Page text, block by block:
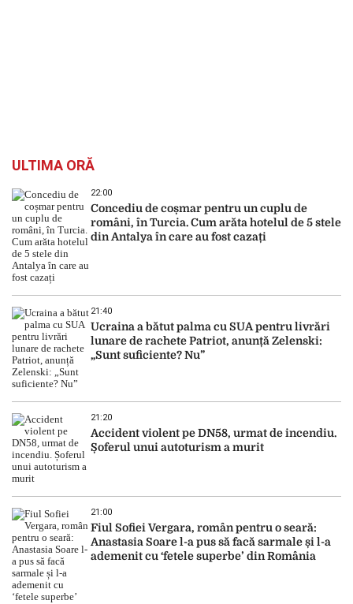
ULTIMA ORĂ
22:00
Concediu de coșmar pentru un cuplu de
români, în Turcia. Cum arăta hotelul de 5 stele
din Antalya în care au fost cazați
21:40
Ucraina a bătut palma cu SUA pentru livrări
lunare de rachete Patriot, anunță Zelenski:
„Sunt suficiente? Nu”
21:20
Accident violent pe DN58, urmat de incendiu.
Șoferul unui autoturism a murit
21:00
Fiul Sofiei Vergara, român pentru o seară:
Anastasia Soare l-a pus să facă sarmale și l-a
ademenit cu ‘fetele superbe’ din România